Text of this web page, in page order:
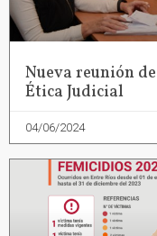
Nueva reunión
Ética Judicial
04/06/2024